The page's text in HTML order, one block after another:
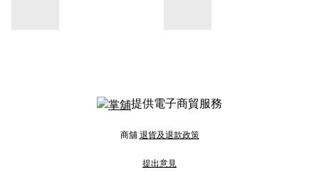
提供電子商貿服務
商舖 退貨及退款政策
提出意見